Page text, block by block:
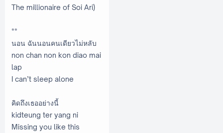
The millionaire of Soi Ari)
**
นอน ฉันนอนคนเดียวไม่หลับ
non chan non kon diao mai
lap
I can’t sleep alone
คิดถึงเธออย่างนี้
kidteung ter yang ni
Missing you like this